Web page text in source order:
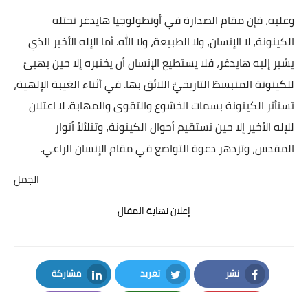
وعليه، فإن مقام الصدارة في أونطولوجيا هايدغر تحتله
الكينونة، لا الإنسان، ولا الطبيعة، ولا الله. أما الإله الأخير الذي
يشير إليه هايدغر، فلا يستطيع الإنسان أن يختبره إلا حين يهيئ
للكينونة المنبسطَ التاريخيَّ اللائق بها. في أثناء الغيبة الإلهية،
تستأثر الكينونة بسمات الخشوع والتقوى والمهابة. لا اعتلان
للإله الأخير إلا حين تستقيم أحوال الكينونة، وتتلألأ أنوار
المقدس، وتزدهر دعوة التواضع في مقام الإنسان الراعي.
الجمل
إعلان نهاية المقال
نشر تغريد مشاركة